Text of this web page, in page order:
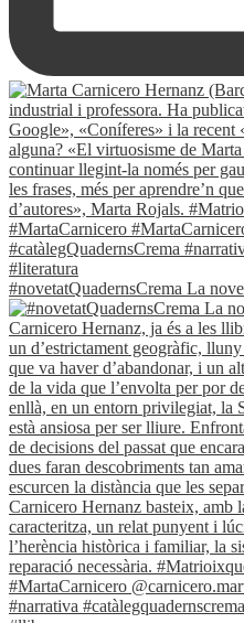
#novetatQuadernsCrema La